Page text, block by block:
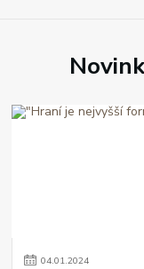
04.01.2024